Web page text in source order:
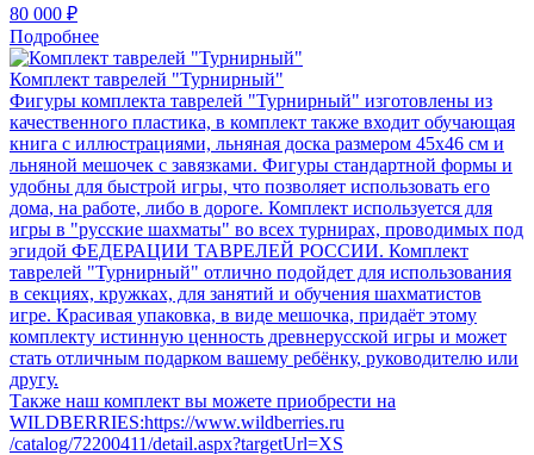
80 000 ₽
Подробнее
Комплект таврелей "Турнирный"
Фигуры комплекта таврелей "Турнирный" изготовлены из
качественного пластика, в комплект также входит обучающая
книга с иллюстрациями, льняная доска размером 45x46 см и
льняной мешочек с завязками. Фигуры стандартной формы и
удобны для быстрой игры, что позволяет использовать его
дома, на работе, либо в дороге. Комплект используется для
игры в "русские шахматы" во всех турнирах, проводимых под
эгидой ФЕДЕРАЦИИ ТАВРЕЛЕЙ РОССИИ. Комплект
таврелей "Турнирный" отлично подойдет для использования
в секциях, кружках, для занятий и обучения шахматистов
игре. Красивая упаковка, в виде мешочка, придаёт этому
комплекту истинную ценность древнерусской игры и может
стать отличным подарком вашему ребёнку, руководителю или
другу.
Также наш комплект вы можете приобрести на
WILDBERRIES:https://www.wildberries.ru
/catalog/72200411/detail.aspx?targetUrl=XS